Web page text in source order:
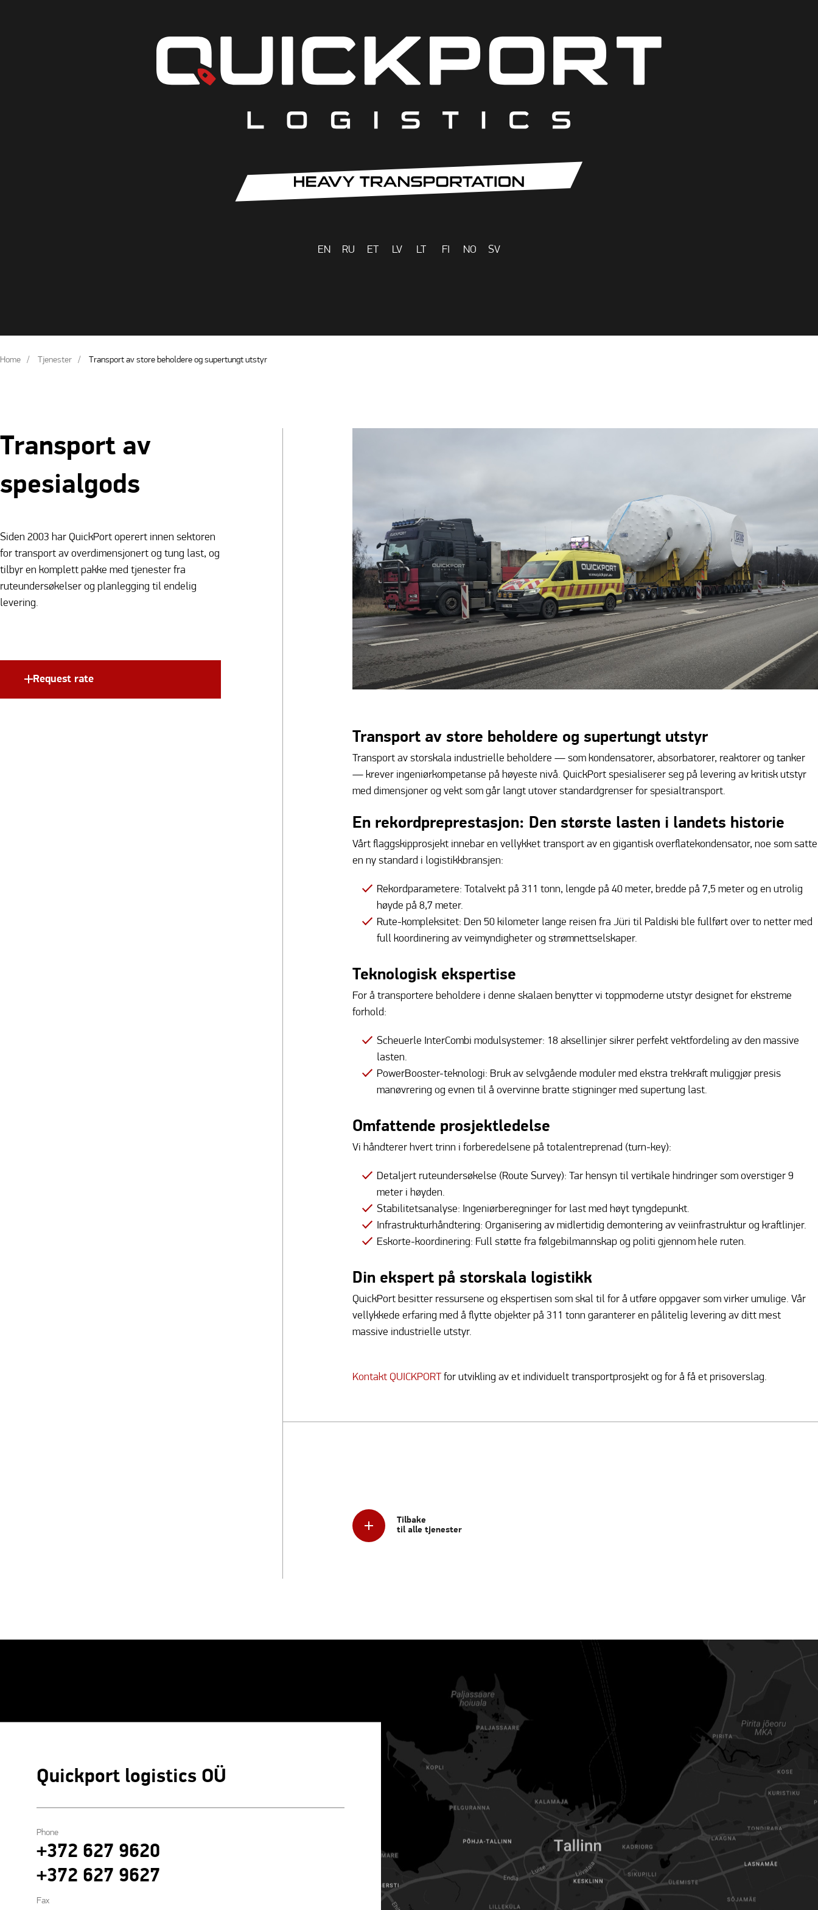
EN RU ET LV LT FI NO SV
Home Tjenester Transport av store beholdere og supertungt utstyr
Transport av
spesialgods
Siden 2003 har QuickPort operert innen sektoren
for transport av overdimensjonert og tung last, og
tilbyr en komplett pakke med tjenester fra
ruteundersøkelser og planlegging til endelig
levering.
Request rate
Transport av store beholdere og supertungt utstyr
Transport av storskala industrielle beholdere — som kondensatorer, absorbatorer, reaktorer og tanker
— krever ingeniørkompetanse på høyeste nivå. QuickPort spesialiserer seg på levering av kritisk utstyr
med dimensjoner og vekt som går langt utover standardgrenser for spesialtransport.
En rekordpreprestasjon: Den største lasten i landets historie
Vårt flaggskipprosjekt innebar en vellykket transport av en gigantisk overflatekondensator, noe som satte
en ny standard i logistikkbransjen:
Rekordparametere: Totalvekt på 311 tonn, lengde på 40 meter, bredde på 7,5 meter og en utrolig
høyde på 8,7 meter.
Rute-kompleksitet: Den 50 kilometer lange reisen fra Jüri til Paldiski ble fullført over to netter med
full koordinering av veimyndigheter og strømnettselskaper.
Teknologisk ekspertise
For å transportere beholdere i denne skalaen benytter vi toppmoderne utstyr designet for ekstreme
forhold:
Scheuerle InterCombi modulsystemer: 18 aksellinjer sikrer perfekt vektfordeling av den massive
lasten.
PowerBooster-teknologi: Bruk av selvgående moduler med ekstra trekkraft muliggjør presis
manøvrering og evnen til å overvinne bratte stigninger med supertung last.
Omfattende prosjektledelse
Vi håndterer hvert trinn i forberedelsene på totalentreprenad (turn-key):
Detaljert ruteundersøkelse (Route Survey): Tar hensyn til vertikale hindringer som overstiger 9
meter i høyden.
Stabilitetsanalyse: Ingeniørberegninger for last med høyt tyngdepunkt.
Infrastrukturhåndtering: Organisering av midlertidig demontering av veiinfrastruktur og kraftlinjer.
Eskorte-koordinering: Full støtte fra følgebilmannskap og politi gjennom hele ruten.
Din ekspert på storskala logistikk
QuickPort besitter ressursene og ekspertisen som skal til for å utføre oppgaver som virker umulige. Vår
vellykkede erfaring med å flytte objekter på 311 tonn garanterer en pålitelig levering av ditt mest
massive industrielle utstyr.
Kontakt QUICKPORTfor utvikling av et individuelt transportprosjekt og for å få et prisoverslag.
Tilbake
til alle tjenester
Quickport logistics OÜ
Phone
+372 627 9620
+372 627 9627
Fax